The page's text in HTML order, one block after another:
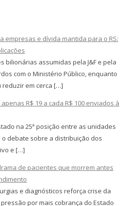
empresas e dívida mantida para o RS:
bilionárias assumidas pela J&F e pela
com o Ministério Público, enquanto
em cerca […]
R$ 19 a cada R$ 100 enviados à
na 25ª posição entre as unidades
debate sobre a distribuição dos
e […]
de pacientes que morrem antes
e diagnósticos reforça crise da
por mais cobrança do Estado